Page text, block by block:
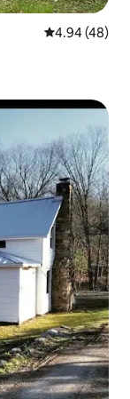
レビュー48
4.94 (48)